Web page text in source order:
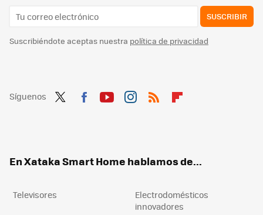
SUSCRIBIR
Suscribiéndote aceptas nuestra política de privacidad
Síguenos
En Xataka Smart Home hablamos de...
Televisores
Electrodomésticos
innovadores